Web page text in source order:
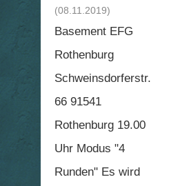
(08.11.2019)
Basement EFG
Rothenburg
Schweinsdorferstr.
66 91541
Rothenburg 19.00
Uhr Modus "4
Runden" Es wird